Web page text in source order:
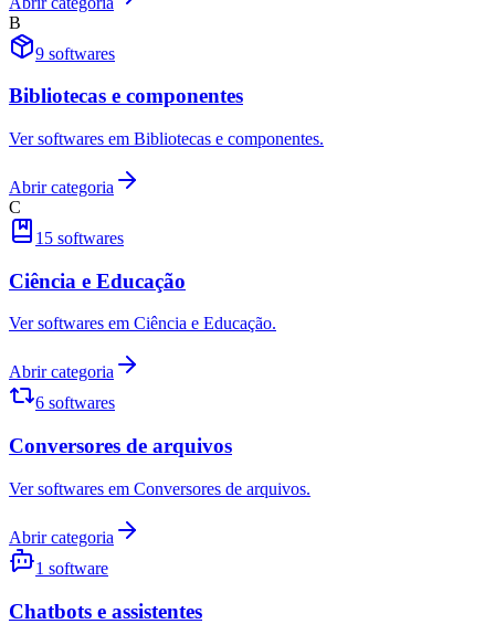
B
9 softwares
Bibliotecas e componentes
Ver softwares em Bibliotecas e componentes.
Abrir categoria
C
15 softwares
Ciência e Educação
Ver softwares em Ciência e Educação.
Abrir categoria
6 softwares
Conversores de arquivos
Ver softwares em Conversores de arquivos.
Abrir categoria
1 software
Chatbots e assistentes